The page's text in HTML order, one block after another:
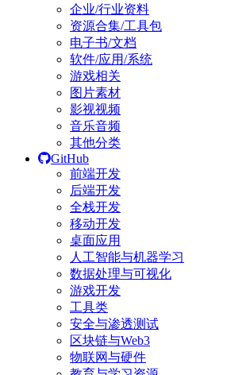
企业/行业资料
资源合集/工具包
电子书/文档
软件/应用/系统
游戏相关
图片素材
影视视频
音乐音频
其他分类
GitHub
前端开发
后端开发
全栈开发
移动开发
桌面应用
人工智能与机器学习
数据处理与可视化
游戏开发
工具类
安全与渗透测试
区块链与Web3
物联网与硬件